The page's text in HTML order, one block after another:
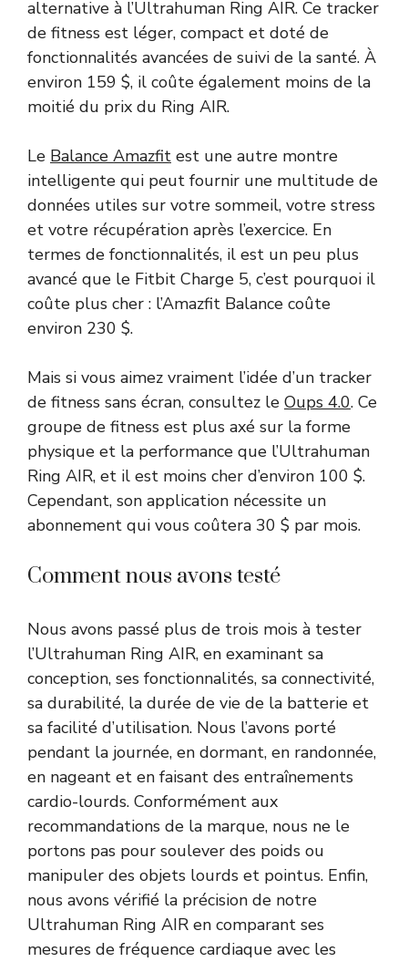
alternative à l’Ultrahuman Ring AIR. Ce tracker
de fitness est léger, compact et doté de
fonctionnalités avancées de suivi de la santé. À
environ 159 $, il coûte également moins de la
moitié du prix du Ring AIR.
Le Balance Amazfit est une autre montre
intelligente qui peut fournir une multitude de
données utiles sur votre sommeil, votre stress
et votre récupération après l’exercice. En
termes de fonctionnalités, il est un peu plus
avancé que le Fitbit Charge 5, c’est pourquoi il
coûte plus cher : l’Amazfit Balance coûte
environ 230 $.
Mais si vous aimez vraiment l’idée d’un tracker
de fitness sans écran, consultez le Oups 4.0. Ce
groupe de fitness est plus axé sur la forme
physique et la performance que l’Ultrahuman
Ring AIR, et il est moins cher d’environ 100 $.
Cependant, son application nécessite un
abonnement qui vous coûtera 30 $ par mois.
Comment nous avons testé
Nous avons passé plus de trois mois à tester
l’Ultrahuman Ring AIR, en examinant sa
conception, ses fonctionnalités, sa connectivité,
sa durabilité, la durée de vie de la batterie et
sa facilité d’utilisation. Nous l’avons porté
pendant la journée, en dormant, en randonnée,
en nageant et en faisant des entraînements
cardio-lourds. Conformément aux
recommandations de la marque, nous ne le
portons pas pour soulever des poids ou
manipuler des objets lourds et pointus. Enfin,
nous avons vérifié la précision de notre
Ultrahuman Ring AIR en comparant ses
mesures de fréquence cardiaque avec les